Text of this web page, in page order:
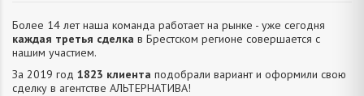
Более 14 лет наша команда работает на рынке - уже сегодня
каждая третья сделка в Брестском регионе совершается с
нашим участием.
За 2019 год 1823 клиента подобрали вариант и оформили свою
сделку в агентстве АЛЬТЕРНАТИВA!